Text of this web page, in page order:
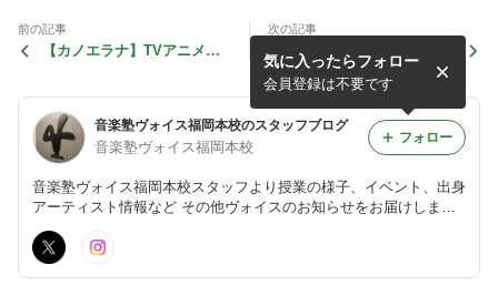
前の記事
【カノエラナ】TVアニメ
次の記事
【Chilli Beans.】ROCK IN
JAPAN FESTIVAL 2024に出
演します
音楽塾ヴォイス福岡本校のスタッフブログ
音楽塾ヴォイス福岡本校
音楽塾ヴォイス福岡本校スタッフより授業の様子、イベント、出身
アーティスト情報など その他ヴォイスのお知らせをお届けしま
気に入ったらフォロー
会員登録は不要です
フォロー